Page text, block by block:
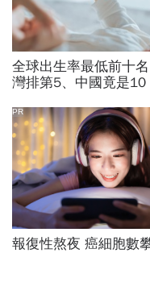
全球出生率最低前十
灣排第5、中國竟是10
經濟壓力成天然避孕藥
報復性熬夜 癌細胞數
PR